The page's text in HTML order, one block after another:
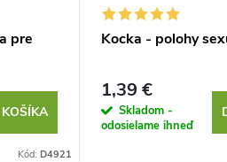
pre
Kód: D4921
Kocka - polohy
1,39 €
Skladom -
odosielame ihneď